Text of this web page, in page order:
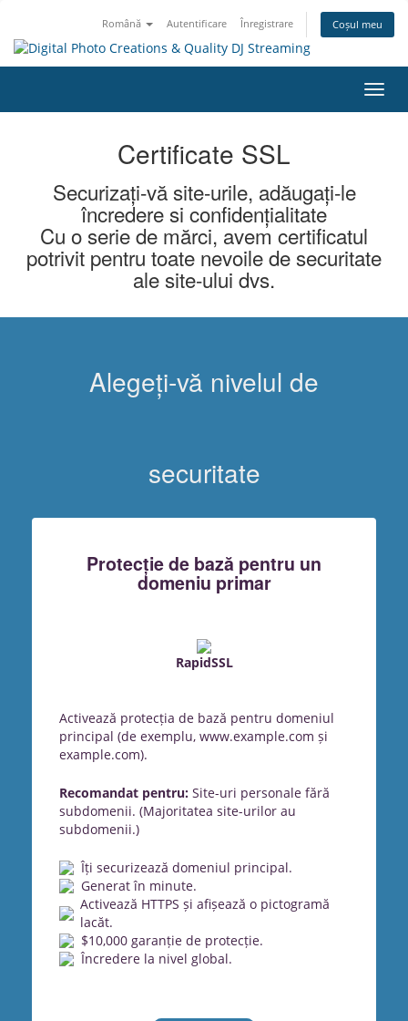
Română Autentificare Înregistrare Coșul meu
Certificate SSL
Securizați-vă site-urile, adăugați-le
încredere si confidențialitate
Cu o serie de mărci, avem certificatul
potrivit pentru toate nevoile de securitate
ale site-ului dvs.
Alegeți-vă nivelul de
securitate
Protecție de bază pentru un
domeniu primar
RapidSSL
Activează protecția de bază pentru domeniul
principal (de exemplu, www.example.com și
example.com).
Recomandat pentru: Site-uri personale fără
subdomenii. (Majoritatea site-urilor au
subdomenii.)
Îți securizează domeniul principal.
Generat în minute.
Activează HTTPS și afișează o pictogramă
lacăt.
$10,000 garanție de protecție.
Încredere la nivel global.